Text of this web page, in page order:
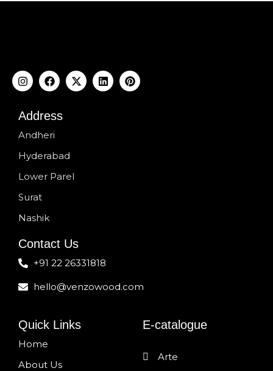
Address
Andheri
Hyderabad
Lower Parel
Surat
Nashik
Contact Us
+91 22 26331818
hello@venzowood.com
Quick Links
Home
About Us
E-catalogue
Arte